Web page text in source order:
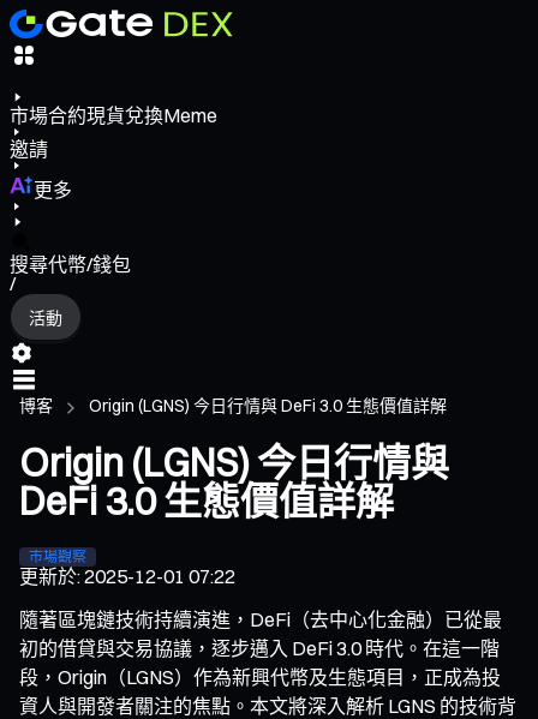
市場合約現貨兌換Meme
邀請
更多
搜尋代幣/錢包
/
活動
博客 Origin (LGNS) 今日行情與 DeFi 3.0 生態價值詳解
Origin (LGNS) 今日行情與
DeFi 3.0 生態價值詳解
市場觀察
更新於:2025-12-01 07:22
隨著區塊鏈技術持續演進，DeFi（去中心化金融）已從最
初的借貸與交易協議，逐步邁入 DeFi 3.0 時代。在這一階
段，Origin（LGNS）作為新興代幣及生態項目，正成為投
資人與開發者關注的焦點。本文將深入解析 LGNS 的技術背